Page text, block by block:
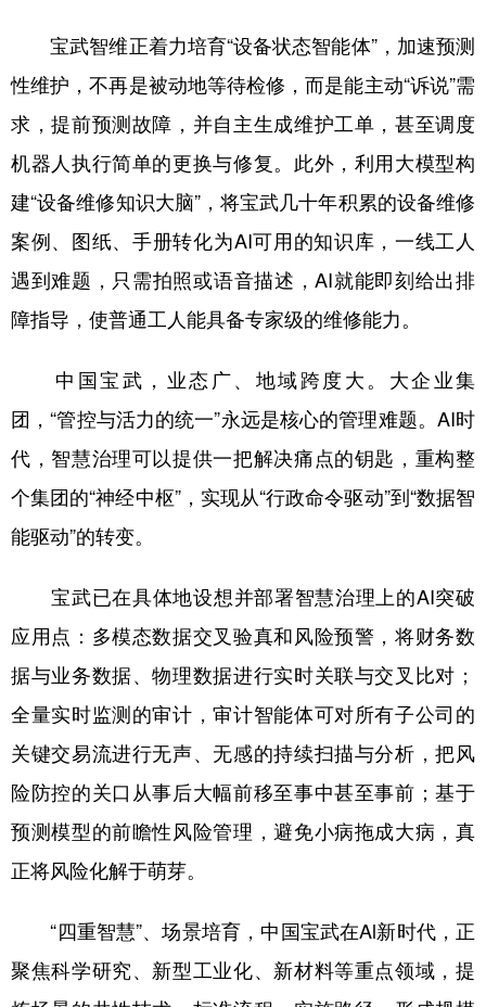
宝武智维正着力培育“设备状态智能体”，加速预测
性维护，不再是被动地等待检修，而是能主动“诉说”需
求，提前预测故障，并自主生成维护工单，甚至调度
机器人执行简单的更换与修复。此外，利用大模型构
建“设备维修知识大脑”，将宝武几十年积累的设备维修
案例、图纸、手册转化为AI可用的知识库，一线工人
遇到难题，只需拍照或语音描述，AI就能即刻给出排
障指导，使普通工人能具备专家级的维修能力。
中国宝武，业态广、地域跨度大。大企业集
团，“管控与活力的统一”永远是核心的管理难题。AI时
代，智慧治理可以提供一把解决痛点的钥匙，重构整
个集团的“神经中枢”，实现从“行政命令驱动”到“数据智
能驱动”的转变。
宝武已在具体地设想并部署智慧治理上的AI突破
应用点：多模态数据交叉验真和风险预警，将财务数
据与业务数据、物理数据进行实时关联与交叉比对；
全量实时监测的审计，审计智能体可对所有子公司的
关键交易流进行无声、无感的持续扫描与分析，把风
险防控的关口从事后大幅前移至事中甚至事前；基于
预测模型的前瞻性风险管理，避免小病拖成大病，真
正将风险化解于萌芽。
“四重智慧”、场景培育，中国宝武在Al新时代，正
聚焦科学研究、新型工业化、新材料等重点领域，提